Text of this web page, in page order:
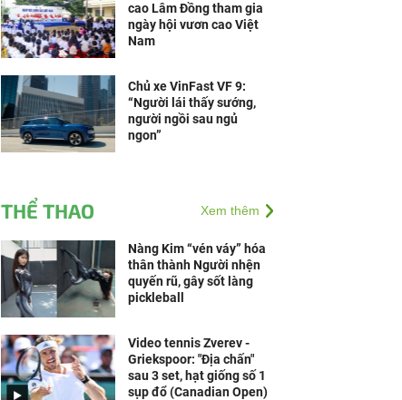
cao Lâm Đồng tham gia
ngày hội vươn cao Việt
Nam
Chủ xe VinFast VF 9:
“Người lái thấy sướng,
người ngồi sau ngủ
ngon”
THỂ THAO Xem thêm
Nàng Kim “vén váy” hóa
thân thành Người nhện
quyến rũ, gây sốt làng
pickleball
Video tennis Zverev -
Griekspoor: "Địa chấn"
sau 3 set, hạt giống số 1
sụp đổ (Canadian Open)